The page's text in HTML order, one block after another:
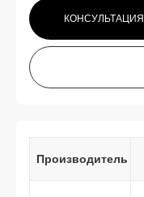
КОНСУЛЬТАЦИЯ
Производитель